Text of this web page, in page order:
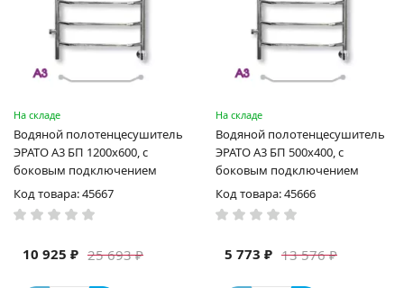
На складе
Водяной полотенцесушитель
ЭРАТО А3 БП 1200x600, с
боковым подключением
Код товара: 45667
25 693 ₽
10 925 ₽
На складе
Водяной полотенцесушитель
ЭРАТО А3 БП 500x400, с
боковым подключением
Код товара: 45666
13 576 ₽
5 773 ₽